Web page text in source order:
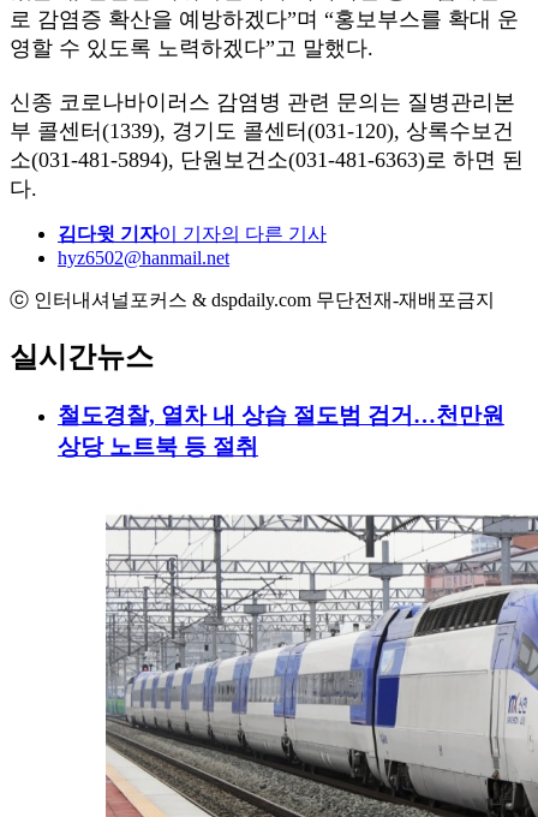
로 감염증 확산을 예방하겠다”며 “홍보부스를 확대 운
영할 수 있도록 노력하겠다”고 말했다.
신종 코로나바이러스 감염병 관련 문의는 질병관리본
부 콜센터(1339), 경기도 콜센터(031-120), 상록수보건
소(031-481-5894), 단원보건소(031-481-6363)로 하면 된
다.
김다윗 기자이 기자의 다른 기사
hyz6502@hanmail.net
ⓒ 인터내셔널포커스 & dspdaily.com 무단전재-재배포금지
실시간뉴스
철도경찰, 열차 내 상습 절도범 검거…천만원
상당 노트북 등 절취